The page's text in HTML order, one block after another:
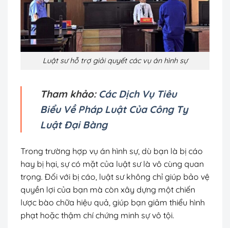
Luật sư hỗ trợ giải quyết các vụ án hình sự
Tham khảo: Các Dịch Vụ Tiêu
Biểu Về Pháp Luật Của Công Ty
Luật Đại Bàng
Trong trường hợp vụ án hình sự, dù bạn là bị cáo
hay bị hại, sự có mặt của luật sư là vô cùng quan
trọng. Đối với bị cáo, luật sư không chỉ giúp bảo vệ
quyền lợi của bạn mà còn xây dựng một chiến
lược bào chữa hiệu quả, giúp bạn giảm thiểu hình
phạt hoặc thậm chí chứng minh sự vô tội.